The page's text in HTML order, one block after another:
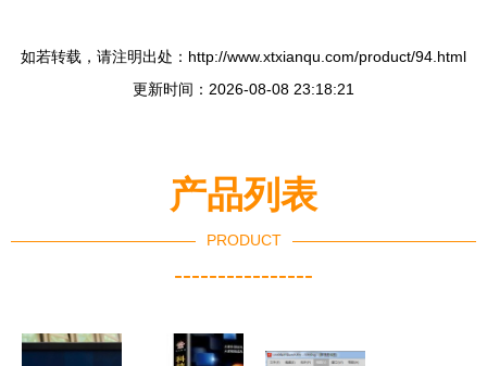
如若转载，请注明出处：http://www.xtxianqu.com/product/94.html
更新时间：2026-08-08 23:18:21
产品列表
PRODUCT
----------------